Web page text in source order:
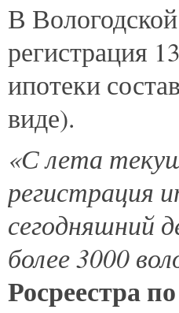
В
регистрация
ипотеки
виде).
«С лета
регистрация
сегодняшний
более 3000
Росреестра